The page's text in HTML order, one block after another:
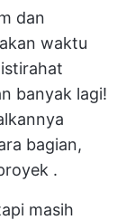
dan
waktu
banyak lagi!
bagian,
.
masih